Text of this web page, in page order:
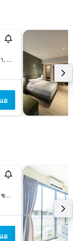
263/32 ซ.ชะอำใต้ 2, ชะอำ, ประเทศไทย
อ
234/64-66 ซอยท่ารถทัวร์ ชะอำ ถ.ร่วมจิตร์, ชายหาดชะอำ, หัวหิน/ชะอำ, ไทย, ชะอำ, ประเทศไทย
อ